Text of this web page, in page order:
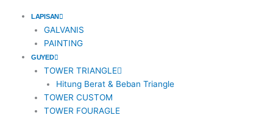
LAPISAN
GALVANIS
PAINTING
GUYED
TOWER TRIANGLE
Hitung Berat & Beban Triangle
TOWER CUSTOM
TOWER FOURAGLE